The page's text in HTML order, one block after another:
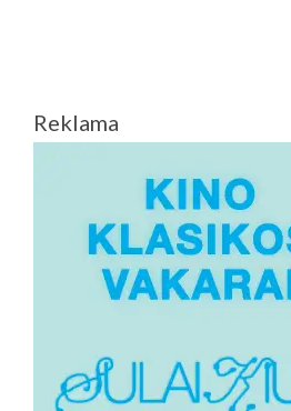
JIS
SU
TRILERIU
Reklama